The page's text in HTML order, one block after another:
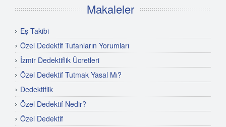
Makaleler
Eş Takibi
Özel Dedektif Tutanların Yorumları
İzmir Dedektiflik Ücretleri
Özel Dedektif Tutmak Yasal Mı?
Dedektiflik
Özel Dedektif Nedir?
Özel Dedektif